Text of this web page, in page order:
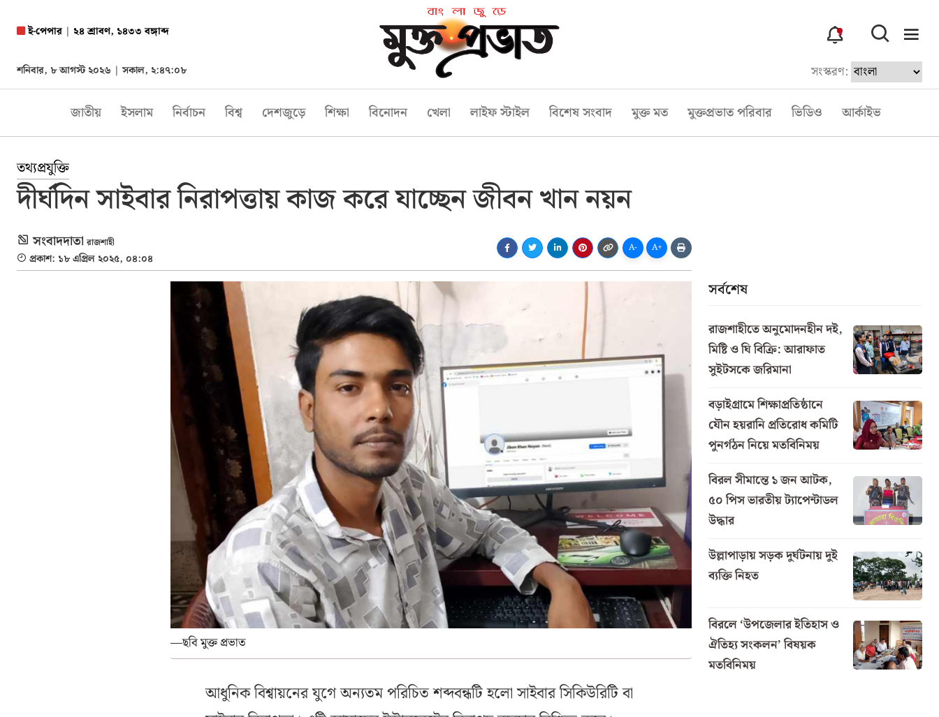
ই-পেপার| ২৪ শ্রাবণ, ১৪৩৩ বঙ্গাব্দ
শনিবার, ৮ আগস্ট ২০২৬ |সকাল, ২:৪৭:০৯
3
সংস্করণ:
জাতীয় ইসলাম নির্বাচন বিশ্ব দেশজুড়ে শিক্ষা বিনোদন খেলা লাইফ স্টাইল বিশেষ সংবাদ মুক্ত মত মুক্তপ্রভাত পরিবার ভিডিও আর্কাইভ
তথ্যপ্রযুক্তি
দীর্ঘদিন সাইবার নিরাপত্তায় কাজ করে যাচ্ছেন জীবন খান নয়ন
সংবাদদাতা রাজশাহী
প্রকাশ: ১৮ এপ্রিল ২০২৫, ০৪:০৪
A- A+
—ছবি মুক্ত প্রভাত
আধুনিক বিশ্বায়নের যুগে অন্যতম পরিচিত শব্দবন্ধটি হলো সাইবার সিকিউরিটি বা
সর্বশেষ
রাজশাহীতে অনুমোদনহীন দই,
মিষ্টি ও ঘি বিক্রি: আরাফাত
সুইটসকে জরিমানা
বড়াইগ্রামে শিক্ষাপ্রতিষ্ঠানে
যৌন হয়রানি প্রতিরোধ কমিটি
পুনর্গঠন নিয়ে মতবিনিময়
বিরল সীমান্তে ১ জন আটক,
৫০ পিস ভারতীয় ট্যাপেন্টাডল
উদ্ধার
উল্লাপাড়ায় সড়ক দুর্ঘটনায় দুই
ব্যক্তি নিহত
বিরলে ‘উপজেলার ইতিহাস ও
ঐতিহ্য সংকলন’ বিষয়ক
মতবিনিময়